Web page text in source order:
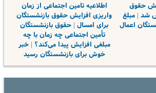
حقوق
شد | مبلغ
اعمال
اطلاعیه تامین اجتماعی از زمان
واریزی افزایش حقوق بازنشستگان
برای امسال | حقوق بازنشستگان
تأمین اجتماعی چه زمان با چه
مبلغی افزایش پیدا می‌کند؟ | خبر
خوش برای بازنشستگان رسید